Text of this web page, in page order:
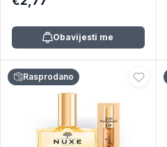
Obavijesti me
Rasprodano